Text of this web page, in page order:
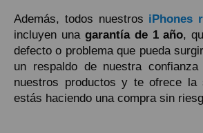
Además, todos nuestros iPhones
incluyen una garantía de 1 año,
defecto o problema que pueda
un respaldo de nuestra
nuestros productos y te ofrece la
estás haciendo una compra sin